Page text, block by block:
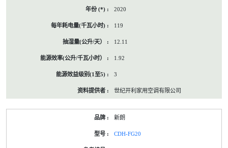
2020
119
12.11
1.92
3
世纪开利家用空调有限公司
新朗
CDH-FG20